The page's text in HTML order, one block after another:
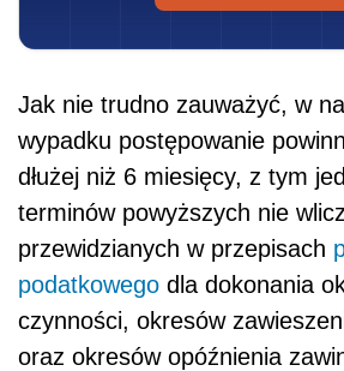
Jak nie trudno zauważyć, w
wypadku postępowanie
dłużej niż 6 miesięcy, z tym
terminów powyższych nie
przewidzianych w przepisach
podatkowego dla dokonania
czynności, okresów
oraz okresów opóźnienia